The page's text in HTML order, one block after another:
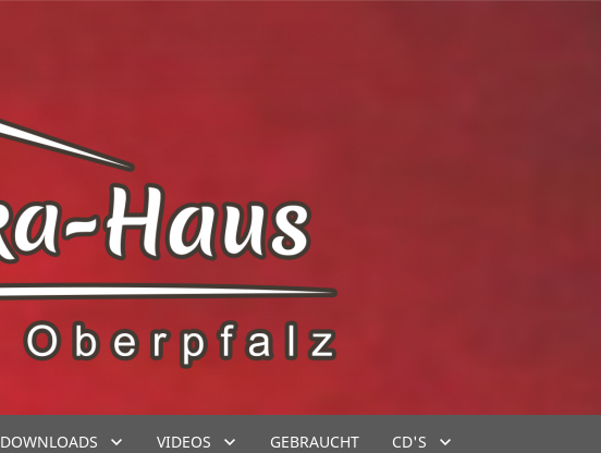
DOWNLOADS VIDEOS GEBRAUCHT CD'S